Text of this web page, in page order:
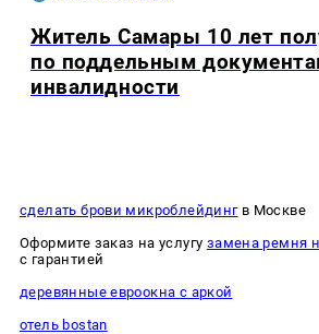
Житель Самары 10 лет
по поддельным
инвалидности
сделать брови микроблейдингв Москве
Оформите заказ на услугу замена ремня
с гарантией
деревянные евроокна с аркой
отель bostan